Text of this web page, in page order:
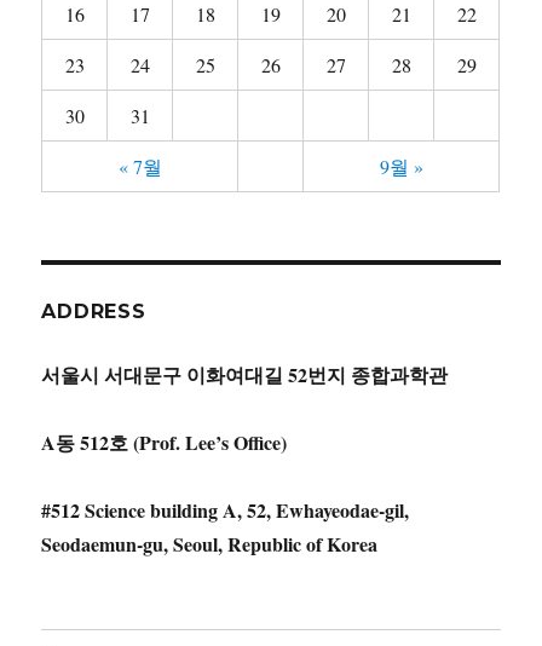
16
17 18 19 20 21
22
23
24 25 26 27 28
29
30
31
« 7월
9월 »
ADDRESS
서울시 서대문구 이화여대길 52번지 종합과학관
A동 512호 (Prof. Lee’s Office)
#512 Science building A, 52, Ewhayeodae-gil,
Seodaemun-gu, Seoul, Republic of Korea